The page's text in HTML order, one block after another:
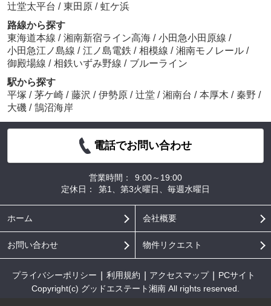
辻堂太平台 / 東田原 / 虹ケ浜
路線から探す
東海道本線 / 湘南新宿ライン高海 / 小田急小田原線 /
小田急江ノ島線 / 江ノ島電鉄 / 相模線 / 湘南モノレール /
御殿場線 / 相鉄いずみ野線 / ブルーライン
駅から探す
平塚 / 茅ケ崎 / 藤沢 / 伊勢原 / 辻堂 / 湘南台 / 本厚木 / 秦野 /
大磯 / 鵠沼海岸
電話でお問い合わせ
営業時間：
9:00～19:00
定休日：
第1、第3火曜日、毎週水曜日
ホーム 会社概要
お問い合わせ 物件リクエスト
プライバシーポリシー 利用規約 アクセスマップ
PCサイト
Copyright(c) グッドエステート湘南 All rights reserved.